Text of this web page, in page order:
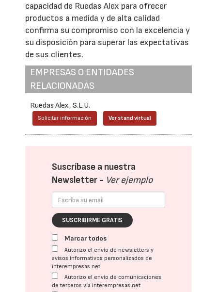
capacidad de Ruedas Alex para ofrecer
productos a medida y de alta calidad
confirma su compromiso con la excelencia y
su disposición para superar las expectativas
de sus clientes.
EMPRESAS O ENTIDADES
RELACIONADAS
Ruedas Alex, S.L.U.
Solicitar información Ver stand virtual
Suscríbase a nuestra
Newsletter - Ver ejemplo
SUSCRIBIRME GRATIS
Marcar todos
Autorizo el envío de newsletters y
avisos informativos personalizados de
interempresas.net
Autorizo el envío de comunicaciones
de terceros vía interempresas.net